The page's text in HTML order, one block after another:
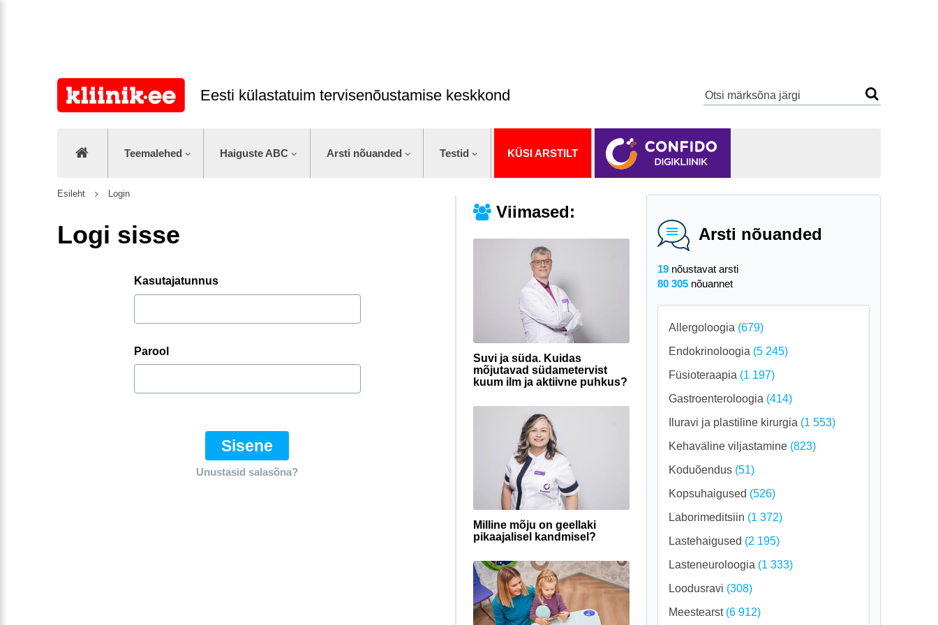
Eesti külastatuim tervisenõustamise keskkond
Teemalehed Haiguste ABC Arsti nõuanded Testid KÜSI ARSTILT
Arsti nõuanded
19 nõustavat arsti
80 305 nõuannet
Allergoloogia (679)
Endokrinoloogia (5 245)
Füsioteraapia (1 197)
Gastroenteroloogia (414)
Iluravi ja plastiline kirurgia (1 553)
Kehaväline viljastamine (823)
Koduõendus (51)
Kopsuhaigused (526)
Laborimeditsiin (1 372)
Lastehaigused (2 195)
Lasteneuroloogia (1 333)
Loodusravi (308)
Meestearst (6 912)
Viimased:
Suvi ja süda. Kuidas
mõjutavad südametervist
kuum ilm ja aktiivne puhkus?
Milline mõju on geellaki
pikaajalisel kandmisel?
Esileht Login
Logi sisse
Kasutajatunnus
Parool
Sisene
Unustasid salasõna?